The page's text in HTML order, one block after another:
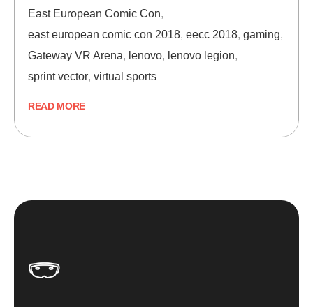
East European Comic Con,
east european comic con 2018, eecc 2018, gaming,
Gateway VR Arena, lenovo, lenovo legion,
sprint vector, virtual sports
READ MORE